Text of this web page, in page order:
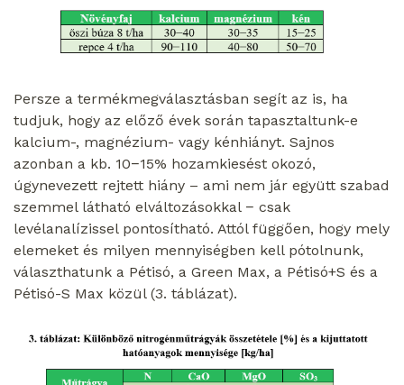
Persze a termékmegválasztásban segít az is, ha
tudjuk, hogy az előző évek során tapasztaltunk-e
kalcium-, magnézium- vagy kénhiányt. Sajnos
azonban a kb. 10−15% hozamkiesést okozó,
úgynevezett rejtett hiány – ami nem jár együtt szabad
szemmel látható elváltozásokkal − csak
levélanalízissel pontosítható. Attól függően, hogy mely
elemeket és milyen mennyiségben kell pótolnunk,
választhatunk a Pétisó, a Green Max, a Pétisó+S és a
Pétisó-S Max közül (3. táblázat).